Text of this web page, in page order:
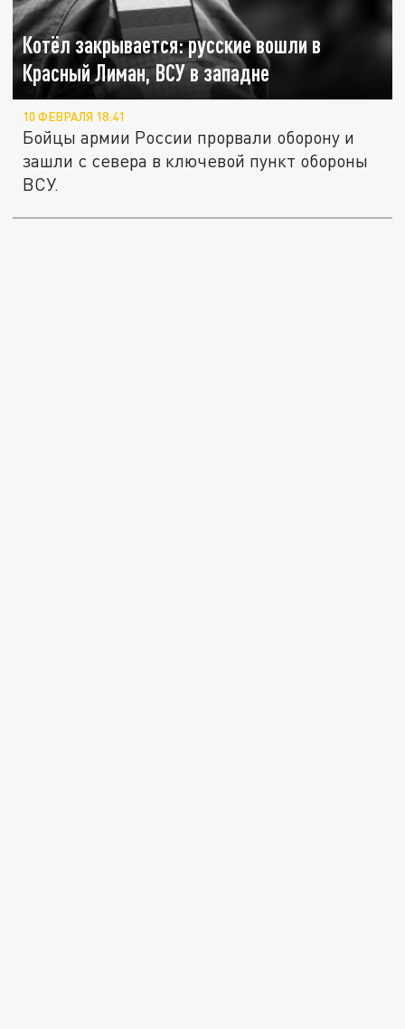
Котёл закрывается: русские вошли в
Красный Лиман, ВСУ в западне
10 ФЕВРАЛЯ 18:41
Бойцы армии России прорвали оборону и
зашли с севера в ключевой пункт обороны
ВСУ.